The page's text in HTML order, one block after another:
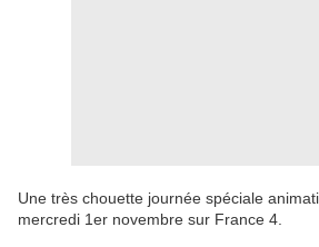
Une très chouette journée spéciale
mercredi 1er novembre sur France 4.